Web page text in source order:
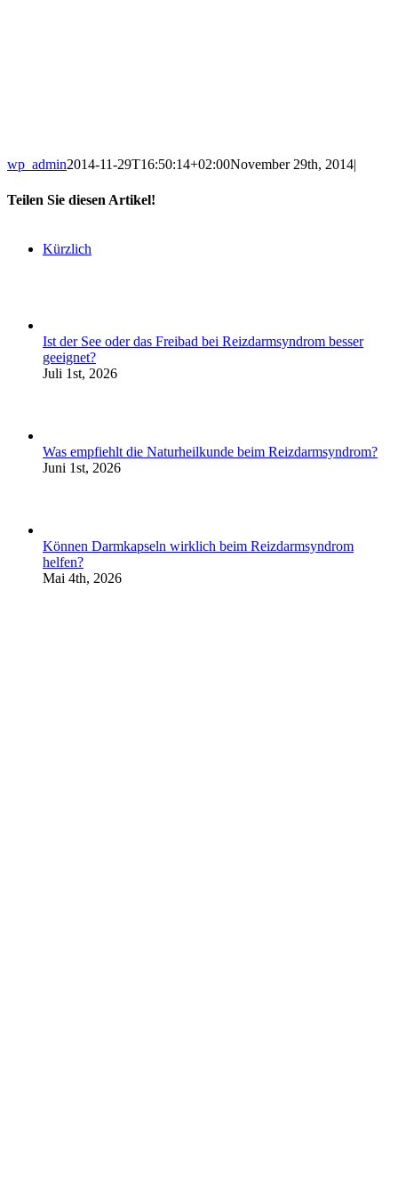
wp_admin2014-11-29T16:50:14+02:00November 29th, 2014|
Teilen Sie diesen Artikel!
Kürzlich
Ist der See oder das Freibad bei Reizdarmsyndrom besser
geeignet?
Juli 1st, 2026
Was empfiehlt die Naturheilkunde beim Reizdarmsyndrom?
Juni 1st, 2026
Können Darmkapseln wirklich beim Reizdarmsyndrom
helfen?
Mai 4th, 2026